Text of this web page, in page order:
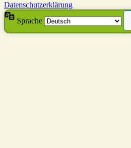
Datenschutzerklärung
Sprache